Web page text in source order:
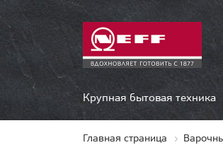
Крупная бытовая техника
Главная страница